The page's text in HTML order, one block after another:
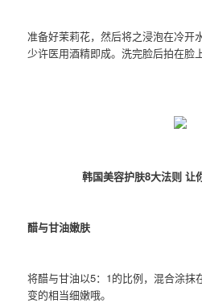
准备好茉莉花，然后将之浸泡在冷开
少许医用酒精即成。洗完脸后拍在脸
韩国美容护肤8大法则 让
醋与甘油嫩肤
将醋与甘油以5：1的比例，混合涂抹
变的相当细嫩哦。